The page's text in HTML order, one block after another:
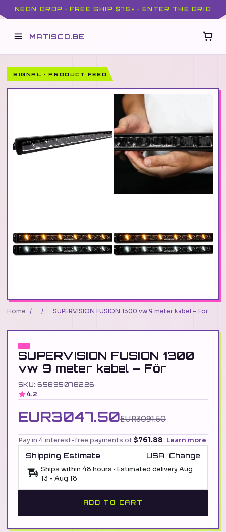
NEON DROP · FREE SHIP $75+ · ENTER THE GRID
MATISCO.BE
SIGNAL · PRODUCT FEED
Home / / SUPERVISION FUSION 1300 vw 9 meter kabel – För
SUPERVISION FUSION 1300
vw 9 meter kabel – För
SKU: 65895078226
4.2
EUR3047.50EUR3091.50
Pay in 4 interest-free payments of$761.88 Learn more
Shipping Estimate
USA
Change
Ships within 48 hours · Estimated deliveryAug
13 - Aug 18
ADD TO CART